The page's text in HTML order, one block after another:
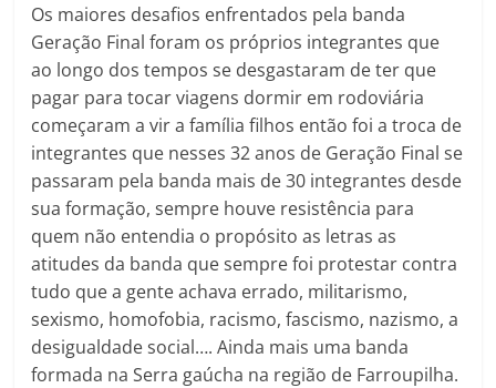
Os maiores desafios enfrentados pela banda
Geração Final foram os próprios integrantes que
ao longo dos tempos se desgastaram de ter que
pagar para tocar viagens dormir em rodoviária
começaram a vir a família filhos então foi a troca de
integrantes que nesses 32 anos de Geração Final se
passaram pela banda mais de 30 integrantes desde
sua formação, sempre houve resistência para
quem não entendia o propósito as letras as
atitudes da banda que sempre foi protestar contra
tudo que a gente achava errado, militarismo,
sexismo, homofobia, racismo, fascismo, nazismo, a
desigualdade social…. Ainda mais uma banda
formada na Serra gaúcha na região de Farroupilha.